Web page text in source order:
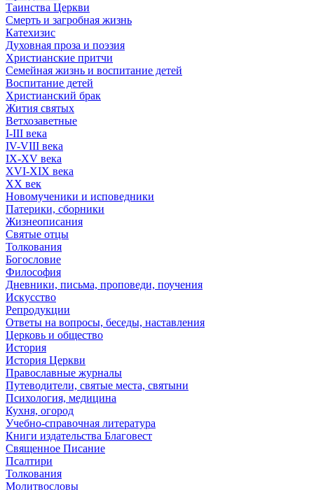
Таинства Церкви
Смерть и загробная жизнь
Катехизис
Духовная проза и поэзия
Христианские притчи
Семейная жизнь и воспитание детей
Воспитание детей
Христианский брак
Жития святых
Ветхозаветные
I-III века
IV-VIII века
IX-XV века
XVI-XIX века
XX век
Новомученики и исповедники
Патерики, сборники
Жизнеописания
Святые отцы
Толкования
Богословие
Философия
Дневники, письма, проповеди, поучения
Искусство
Репродукции
Ответы на вопросы, беседы, наставления
Церковь и общество
История
История Церкви
Православные журналы
Путеводители, святые места, святыни
Психология, медицина
Кухня, огород
Учебно-справочная литература
Книги издательства Благовест
Священное Писание
Псалтири
Толкования
Молитвословы